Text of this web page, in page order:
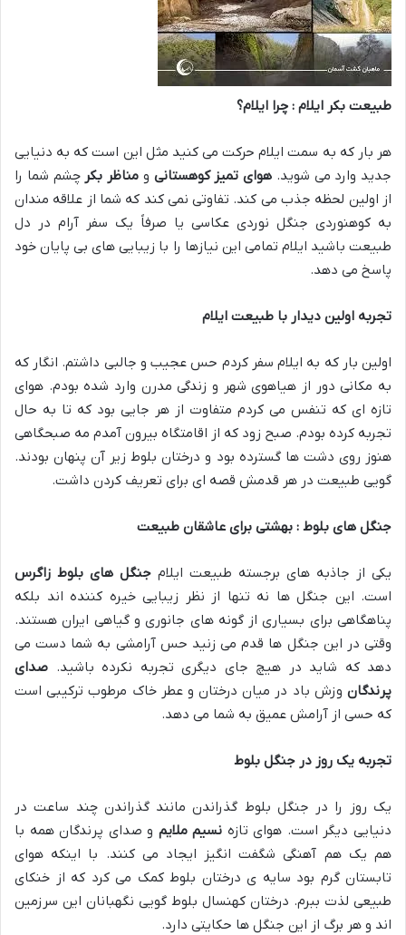
طبیعت بکر ایلام : چرا ایلام؟
هر بار که به سمت ایلام حرکت می کنید مثل این است که به دنیایی
جدید وارد می شوید. هوای تمیز کوهستانی و مناظر بکر چشم شما را
از اولین لحظه جذب می کند. تفاوتی نمی کند که شما از علاقه مندان
به کوهنوردی جنگل نوردی عکاسی یا صرفاً یک سفر آرام در دل
طبیعت باشید ایلام تمامی این نیازها را با زیبایی های بی پایان خود
پاسخ می دهد.
تجربه اولین دیدار با طبیعت ایلام
اولین بار که به ایلام سفر کردم حس عجیب و جالبی داشتم. انگار که
به مکانی دور از هیاهوی شهر و زندگی مدرن وارد شده بودم. هوای
تازه ای که تنفس می کردم متفاوت از هر جایی بود که تا به حال
تجربه کرده بودم. صبح زود که از اقامتگاه بیرون آمدم مه صبحگاهی
هنوز روی دشت ها گسترده بود و درختان بلوط زیر آن پنهان بودند.
گویی طبیعت در هر قدمش قصه ای برای تعریف کردن داشت.
جنگل های بلوط : بهشتی برای عاشقان طبیعت
یکی از جاذبه های برجسته طبیعت ایلام جنگل های بلوط زاگرس
است. این جنگل ها نه تنها از نظر زیبایی خیره کننده اند بلکه
پناهگاهی برای بسیاری از گونه های جانوری و گیاهی ایران هستند.
وقتی در این جنگل ها قدم می زنید حس آرامشی به شما دست می
دهد که شاید در هیچ جای دیگری تجربه نکرده باشید. صدای
پرندگان وزش باد در میان درختان و عطر خاک مرطوب ترکیبی است
که حسی از آرامش عمیق به شما می دهد.
تجربه یک روز در جنگل بلوط
یک روز را در جنگل بلوط گذراندن مانند گذراندن چند ساعت در
دنیایی دیگر است. هوای تازه نسیم ملایم و صدای پرندگان همه با
هم یک هم آهنگی شگفت انگیز ایجاد می کنند. با اینکه هوای
تابستان گرم بود سایه ی درختان بلوط کمک می کرد که از خنکای
طبیعی لذت ببرم. درختان کهنسال بلوط گویی نگهبانان این سرزمین
اند و هر برگ از این جنگل ها حکایتی دارد.